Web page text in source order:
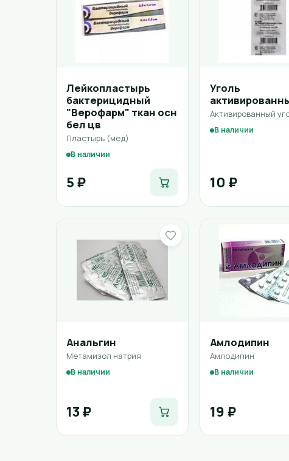
Лейкопластырь
бактерицидный
"Верофарм" ткан осн
бел цв
Пластырь (мед)
В наличии
5 ₽
Уголь
Активированный
В наличии
10 ₽
Анальгин
Метамизол натрия
В наличии
13 ₽
Амлодипин
Амлодипин
В наличии
19 ₽